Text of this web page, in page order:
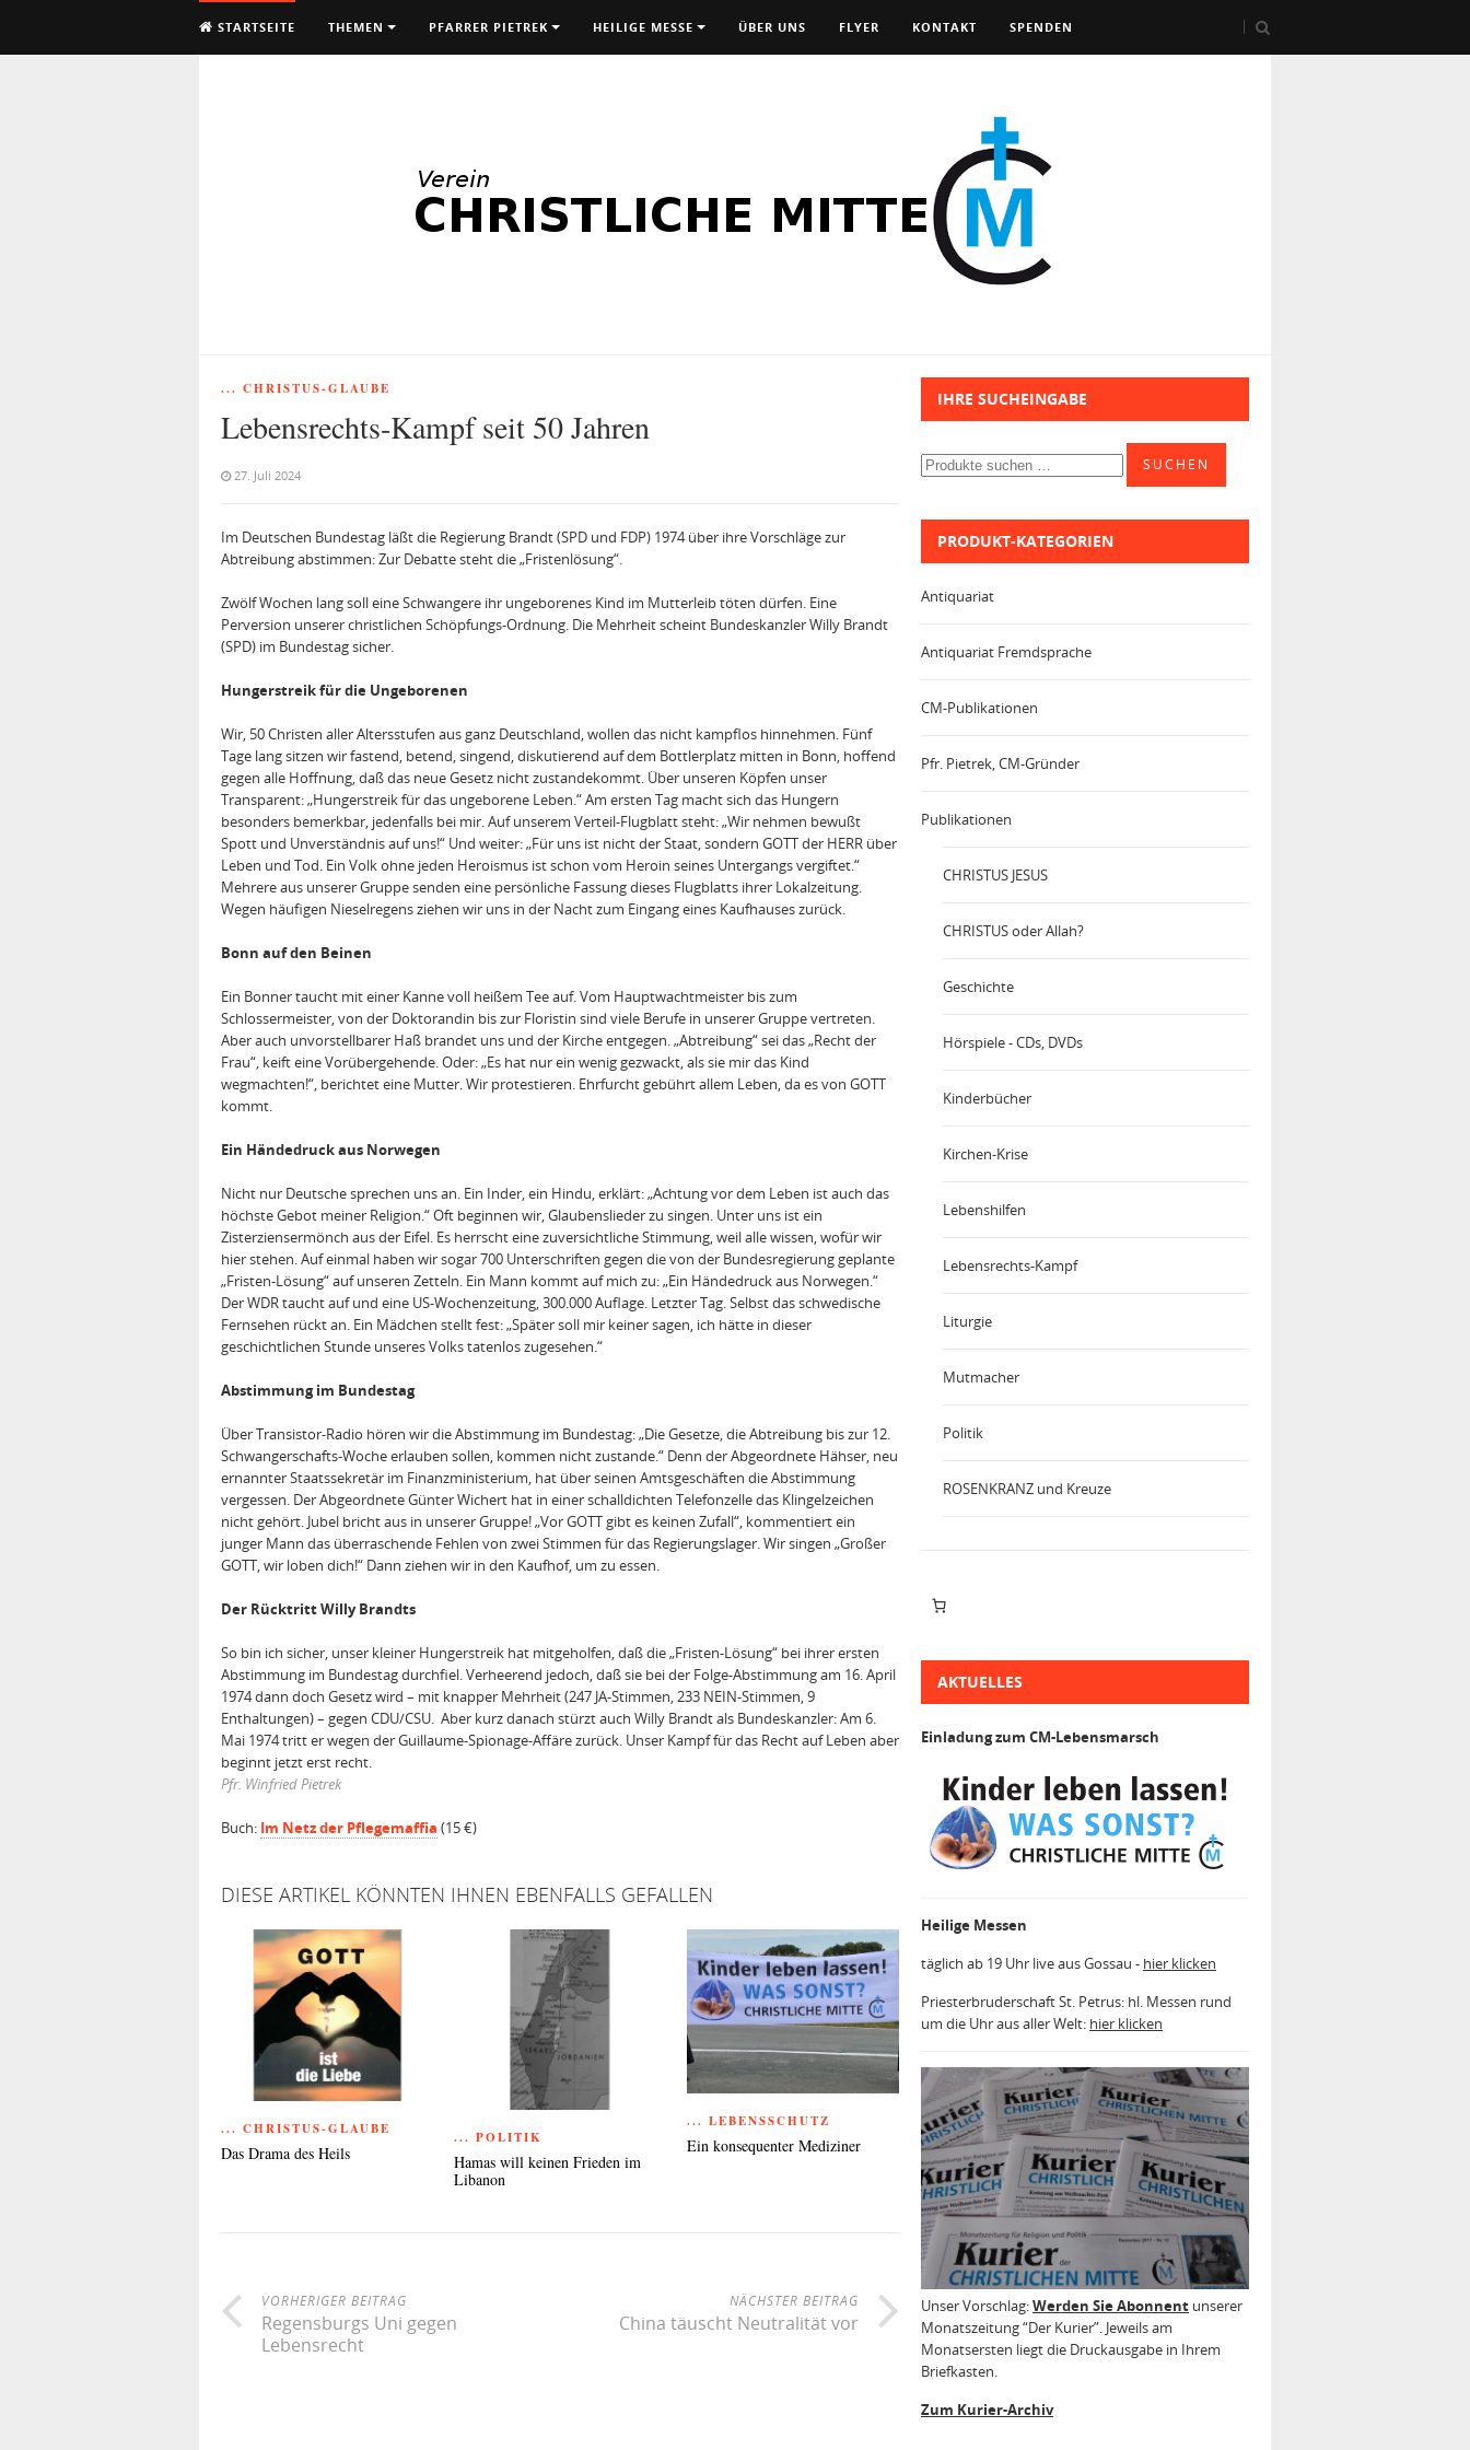
STARTSEITE THEMEN PFARRER PIETREK HEILIGE MESSE ÜBER UNS FLYER KONTAKT SPENDEN
... CHRISTUS-GLAUBE
Lebensrechts-Kampf seit 50 Jahren
27. Juli 2024
Im Deutschen Bundestag läßt die Regierung Brandt (SPD und FDP) 1974 über ihre Vorschläge zur
Abtreibung abstimmen: Zur Debatte steht die „Fristenlösung“.
Zwölf Wochen lang soll eine Schwangere ihr ungeborenes Kind im Mutterleib töten dürfen. Eine
Perversion unserer christlichen Schöpfungs-Ordnung. Die Mehrheit scheint Bundeskanzler Willy Brandt
(SPD) im Bundestag sicher.
Hungerstreik für die Ungeborenen
Wir, 50 Christen aller Altersstufen aus ganz Deutschland, wollen das nicht kampflos hinnehmen. Fünf
Tage lang sitzen wir fastend, betend, singend, diskutierend auf dem Bottlerplatz mitten in Bonn, hoffend
gegen alle Hoffnung, daß das neue Gesetz nicht zustandekommt. Über unseren Köpfen unser
Transparent: „Hungerstreik für das ungeborene Leben.“ Am ersten Tag macht sich das Hungern
besonders bemerkbar, jedenfalls bei mir. Auf unserem Verteil-Flugblatt steht: „Wir nehmen bewußt
Spott und Unverständnis auf uns!“ Und weiter: „Für uns ist nicht der Staat, sondern GOTT der HERR über
Leben und Tod. Ein Volk ohne jeden Heroismus ist schon vom Heroin seines Untergangs vergiftet.“
Mehrere aus unserer Gruppe senden eine persönliche Fassung dieses Flugblatts ihrer Lokalzeitung.
Wegen häufigen Nieselregens ziehen wir uns in der Nacht zum Eingang eines Kaufhauses zurück.
Bonn auf den Beinen
Ein Bonner taucht mit einer Kanne voll heißem Tee auf. Vom Hauptwachtmeister bis zum
Schlossermeister, von der Doktorandin bis zur Floristin sind viele Berufe in unserer Gruppe vertreten.
Aber auch unvorstellbarer Haß brandet uns und der Kirche entgegen. „Abtreibung“ sei das „Recht der
Frau“, keift eine Vorübergehende. Oder: „Es hat nur ein wenig gezwackt, als sie mir das Kind
wegmachten!“, berichtet eine Mutter. Wir protestieren. Ehrfurcht gebührt allem Leben, da es von GOTT
kommt.
Ein Händedruck aus Norwegen
Nicht nur Deutsche sprechen uns an. Ein Inder, ein Hindu, erklärt: „Achtung vor dem Leben ist auch das
höchste Gebot meiner Religion.“ Oft beginnen wir, Glaubenslieder zu singen. Unter uns ist ein
Zisterziensermönch aus der Eifel. Es herrscht eine zuversichtliche Stimmung, weil alle wissen, wofür wir
hier stehen. Auf einmal haben wir sogar 700 Unterschriften gegen die von der Bundesregierung geplante
„Fristen-Lösung“ auf unseren Zetteln. Ein Mann kommt auf mich zu: „Ein Händedruck aus Norwegen.“
Der WDR taucht auf und eine US-Wochenzeitung, 300.000 Auflage. Letzter Tag. Selbst das schwedische
Fernsehen rückt an. Ein Mädchen stellt fest: „Später soll mir keiner sagen, ich hätte in dieser
geschichtlichen Stunde unseres Volks tatenlos zugesehen.“
Abstimmung im Bundestag
Über Transistor-Radio hören wir die Abstimmung im Bundestag: „Die Gesetze, die Abtreibung bis zur 12.
Schwangerschafts-Woche erlauben sollen, kommen nicht zustande.“ Denn der Abgeordnete Hähser, neu
ernannter Staatssekretär im Finanzministerium, hat über seinen Amtsgeschäften die Abstimmung
vergessen. Der Abgeordnete Günter Wichert hat in einer schalldichten Telefonzelle das Klingelzeichen
nicht gehört. Jubel bricht aus in unserer Gruppe! „Vor GOTT gibt es keinen Zufall“, kommentiert ein
junger Mann das überraschende Fehlen von zwei Stimmen für das Regierungslager. Wir singen „Großer
GOTT, wir loben dich!“ Dann ziehen wir in den Kaufhof, um zu essen.
Der Rücktritt Willy Brandts
So bin ich sicher, unser kleiner Hungerstreik hat mitgeholfen, daß die „Fristen-Lösung“ bei ihrer ersten
Abstimmung im Bundestag durchfiel. Verheerend jedoch, daß sie bei der Folge-Abstimmung am 16. April
1974 dann doch Gesetz wird – mit knapper Mehrheit (247 JA-Stimmen, 233 NEIN-Stimmen, 9
Enthaltungen) – gegen CDU/CSU. Aber kurz danach stürzt auch Willy Brandt als Bundeskanzler: Am 6.
Mai 1974 tritt er wegen der Guillaume-Spionage-Affäre zu­rück. Unser Kampf für das Recht auf Leben aber
beginnt jetzt erst recht.
Pfr. Winfried Pietrek
Buch: Im Netz der Pflegemaffia (15 €)
DIESE ARTIKEL KÖNNTEN IHNEN EBENFALLS GEFALLEN
... CHRISTUS-GLAUBE
Das Drama des Heils
... POLITIK
Hamas will keinen Frieden im
Libanon
... LEBENSSCHUTZ
Ein konsequenter Mediziner
VORHERIGER BEITRAG
Regensburgs Uni gegen
Lebensrecht
NÄCHSTER BEITRAG
China täuscht Neutralität vor
IHRE SUCHEINGABE
Suchen
nach:
SUCHEN
PRODUKT-KATEGORIEN
Antiquariat
Antiquariat Fremdsprache
CM-Publikationen
Pfr. Pietrek, CM-Gründer
Publikationen
CHRISTUS JESUS
CHRISTUS oder Allah?
Geschichte
Hörspiele - CDs, DVDs
Kinderbücher
Kirchen-Krise
Lebenshilfen
Lebensrechts-Kampf
Liturgie
Mutmacher
Politik
ROSENKRANZ und Kreuze
AKTUELLES
Einladung zum CM-Lebensmarsch
Heilige Messen
täglich ab 19 Uhr live aus Gossau - hier klicken
Priesterbruderschaft St. Petrus: hl. Messen rund
um die Uhr aus aller Welt: hier klicken
Unser Vorschlag:Werden Sie Abonnent unserer
Monatszeitung “Der Kurier”. Jeweils am
Monatsersten liegt die Druckausgabe in Ihrem
Briefkasten.
Zum Kurier-Archiv